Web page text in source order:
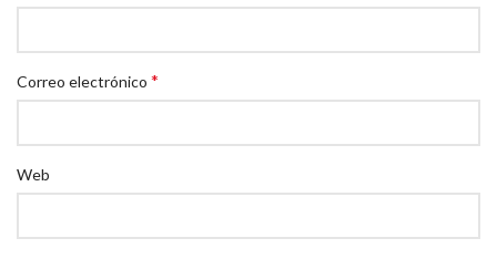
Correo electrónico *
Web